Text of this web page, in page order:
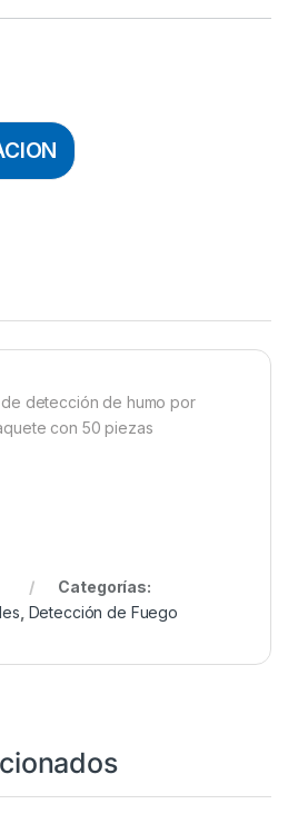
detección de humo por
con 50 piezas
Categorías:
Detección de Fuego